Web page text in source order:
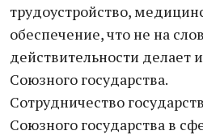
трудоустройство,
обеспечение, что не на
действительности делает
Союзного государства.
Сотрудничество
Союзного государства в